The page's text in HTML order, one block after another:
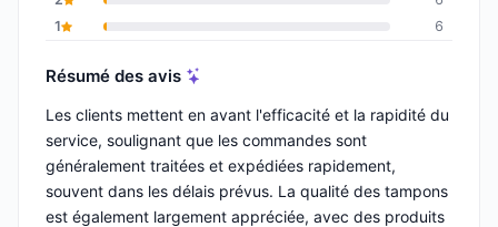
1
6
Résumé des avis
Les clients mettent en avant l'efficacité et la rapidité du
service, soulignant que les commandes sont
généralement traitées et expédiées rapidement,
souvent dans les délais prévus. La qualité des tampons
est également largement appréciée, avec des produits